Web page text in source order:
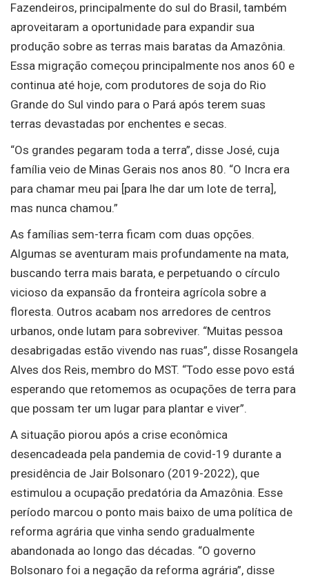
Fazendeiros, principalmente do sul do Brasil, também
aproveitaram a oportunidade para expandir sua
produção sobre as terras mais baratas da Amazônia.
Essa migração começou principalmente nos anos 60 e
continua até hoje, com produtores de soja do Rio
Grande do Sul vindo para o Pará após terem suas
terras devastadas por enchentes e secas.
“Os grandes pegaram toda a terra”, disse José, cuja
família veio de Minas Gerais nos anos 80. “O Incra era
para chamar meu pai [para lhe dar um lote de terra],
mas nunca chamou.”
As famílias sem-terra ficam com duas opções.
Algumas se aventuram mais profundamente na mata,
buscando terra mais barata, e perpetuando o círculo
vicioso da expansão da fronteira agrícola sobre a
floresta. Outros acabam nos arredores de centros
urbanos, onde lutam para sobreviver. “Muitas pessoa
desabrigadas estão vivendo nas ruas”, disse Rosangela
Alves dos Reis, membro do MST. “Todo esse povo está
esperando que retomemos as ocupações de terra para
que possam ter um lugar para plantar e viver”.
A situação piorou após a crise econômica
desencadeada pela pandemia de covid-19 durante a
presidência de Jair Bolsonaro (2019-2022), que
estimulou a ocupação predatória da Amazônia. Esse
período marcou o ponto mais baixo de uma política de
reforma agrária que vinha sendo gradualmente
abandonada ao longo das décadas. “O governo
Bolsonaro foi a negação da reforma agrária”, disse